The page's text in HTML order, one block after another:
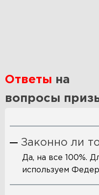
Ответы на
вопросы
Законно ли
Да, на все 100%.
используем